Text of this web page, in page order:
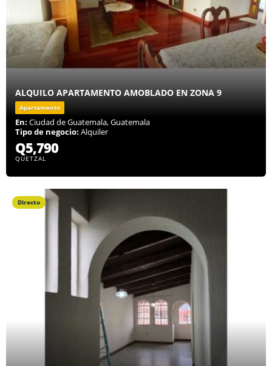
ALQUILO APARTAMENTO AMOBLADO EN ZONA 9
Apartamento
En: Ciudad de Guatemala, Guatemala
Tipo de negocio: Alquiler
Q5,790
QUETZAL
Directo